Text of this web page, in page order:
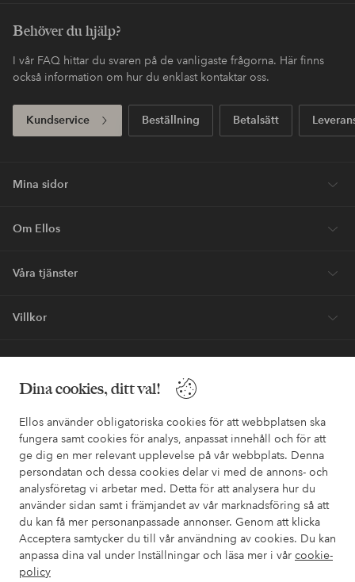
Dina cookies, ditt val!
Ellos använder obligatoriska cookies för att webbplatsen ska
fungera samt cookies för analys, anpassat innehåll och för att
ge dig en mer relevant upplevelse på vår webbplats. Denna
persondatan och dessa cookies delar vi med de annons- och
analysföretag vi arbetar med. Detta för att analysera hur du
använder sidan samt i främjandet av vår marknadsföring så att
du kan få mer personanpassade annonser. Genom att klicka
Acceptera samtycker du till vår användning av cookies. Du kan
anpassa dina val under Inställningar och läsa mer i vår cookie-
policy
Behöver du hjälp?
I vår FAQ hittar du svaren på de vanligaste frågorna. Här finns
också information om hur du enklast kontaktar oss.
Kundservice Beställning Betalsätt
Mina sidor
Om Ellos
Våra tjänster
Villkor
Vänner
Säkra betalningar - Betala direkt eller dela upp
Vill du veta mer om våra betalalternativ?
elpy elpy